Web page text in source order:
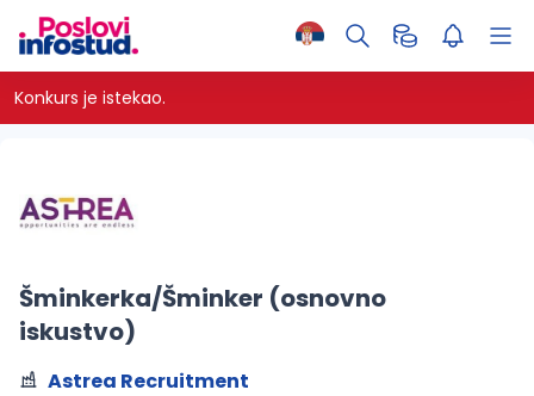
Konkurs je istekao.
Šminkerka/Šminker (osnovno
iskustvo)
Astrea Recruitment